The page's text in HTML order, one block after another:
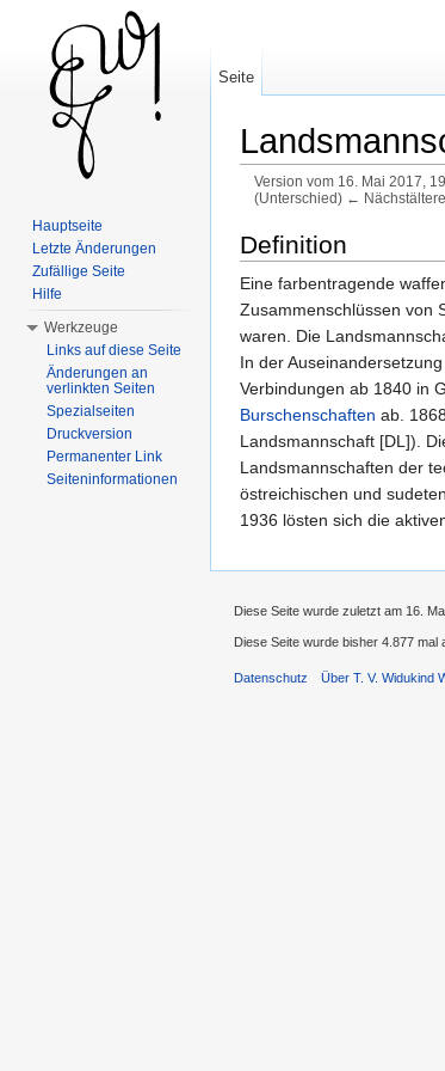
Version vom 16. Mai 2017,
(Unterschied) ←
Definition
Eine farbentragende
Zusammenschlüssen von
waren. Die
In der
Verbindungen ab 1840 in
Burschenschaften ab.
Landsmannschaft [DL]).
Landsmannschaften der
östreichischen und
1936 lösten sich die
Seite
Hauptseite
Letzte Änderungen
Zufällige Seite
Hilfe
Werkzeuge
Links auf diese Seite
Änderungen an
verlinkten Seiten
Spezialseiten
Druckversion
Permanenter Link
Seiteninformationen
Diese Seite wurde zuletzt am 16.
Diese Seite wurde bisher 4.877 mal
Datenschutz Über T. V. Widukind